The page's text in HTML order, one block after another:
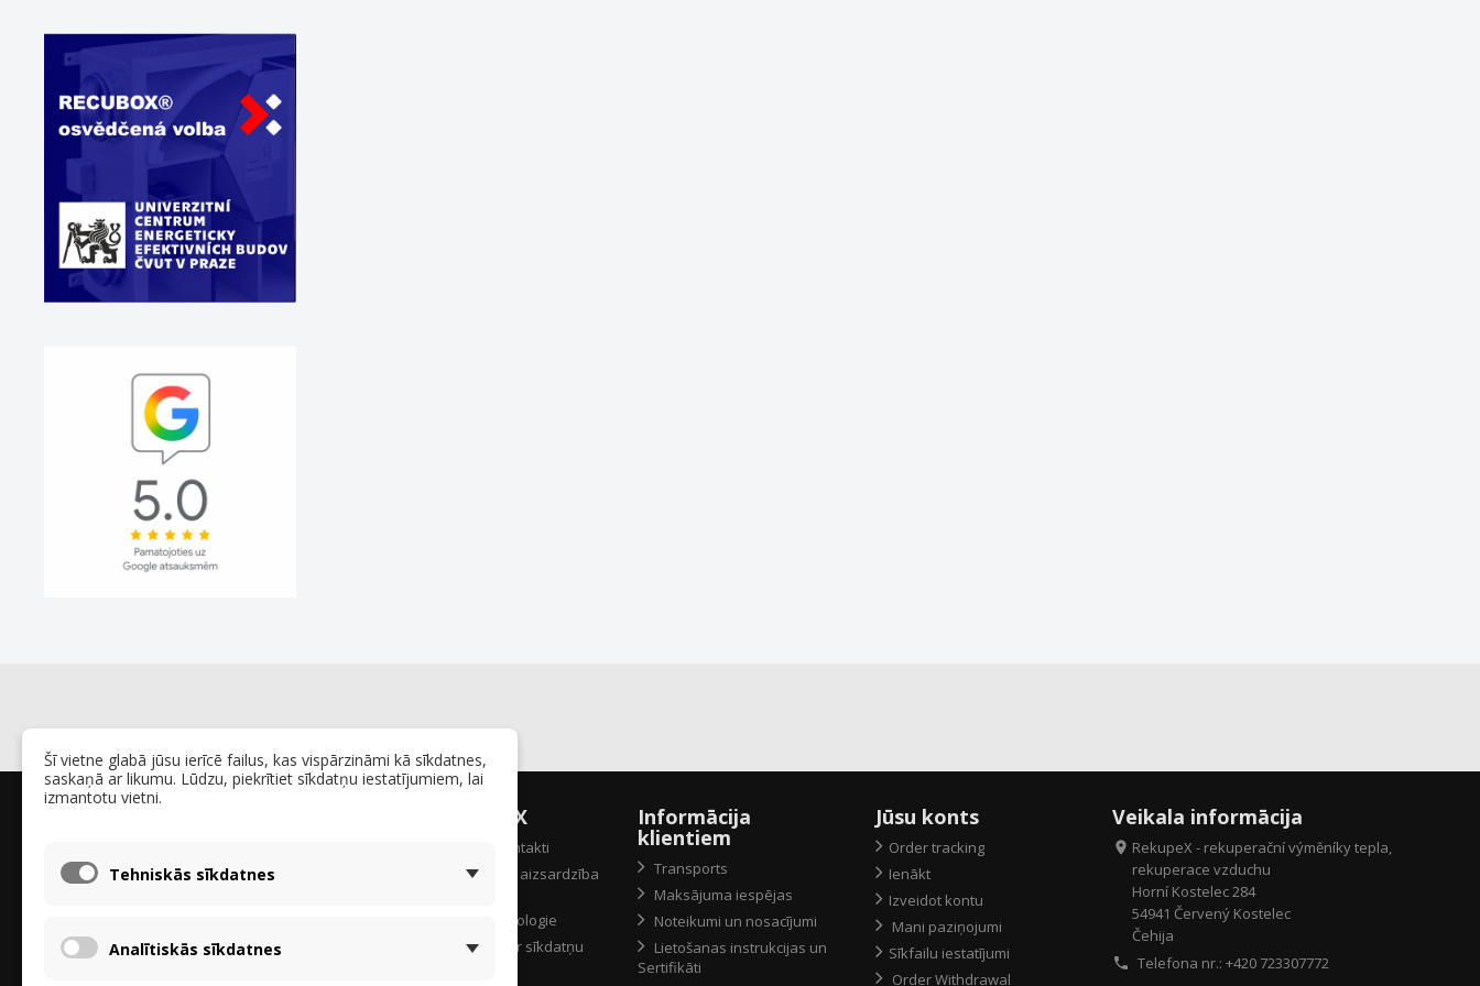
Mēs specializējamies entalpijas siltummaiņos
Brink, Stiebel-Eltron, Proxon-Zimmerman,
gan atsevišķus rekuperatorus, gan pilnus
Par RekupeX
Par mums - kontakti
Personas datu aizsardzība
Recyklace a ekologie
Paziņojums par sīkdatņu
Informācija
klientiem
Transports
Maksājuma iespējas
Noteikumi un nosacījumi
Lietošanas instrukcijas un
Sertifikāti
Jūsu konts
Order tracking
Ienākt
Izveidot kontu
Mani paziņojumi
Sīkfailu iestatījumi
Order Withdrawal
Veikala informācija
 RekupeX - rekuperační výměníky tepla,
rekuperace vzduchu
Horní Kostelec 284
54941 Červený Kostelec
Čehija
 Telefona nr.: +420 723307772
Šī vietne glabā jūsu ierīcē failus, kas vispārzināmi kā sīkdatnes,
saskaņā ar likumu. Lūdzu, piekrītiet sīkdatņu iestatījumiem, lai
izmantotu vietni.
Tehniskās sīkdatnes
Analītiskās sīkdatnes